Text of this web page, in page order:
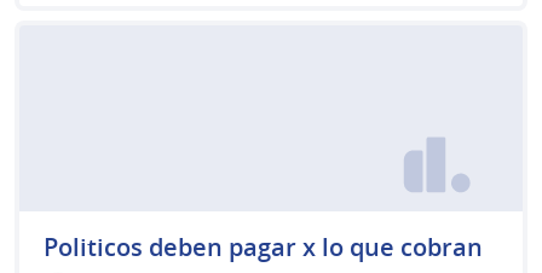
Politicos deben pagar x lo que cobran